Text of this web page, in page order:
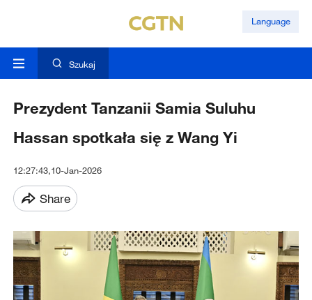
Language
Szukaj
Prezydent Tanzanii Samia Suluhu
Hassan spotkała się z Wang Yi
12:27:43,10-Jan-2026
Share